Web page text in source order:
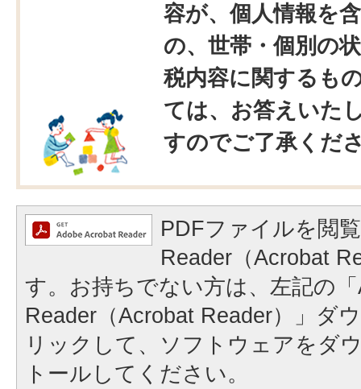
容が、個人情報を
の、世帯・個別の
税内容に関するも
ては、お答えいた
すのでご了承くだ
PDFファイルを閲
Reader（Acrobat
す。お持ちでない方は、左記の
Reader（Acrobat Reader）」ダ
リックして、ソフトウェアをダ
トールしてください。